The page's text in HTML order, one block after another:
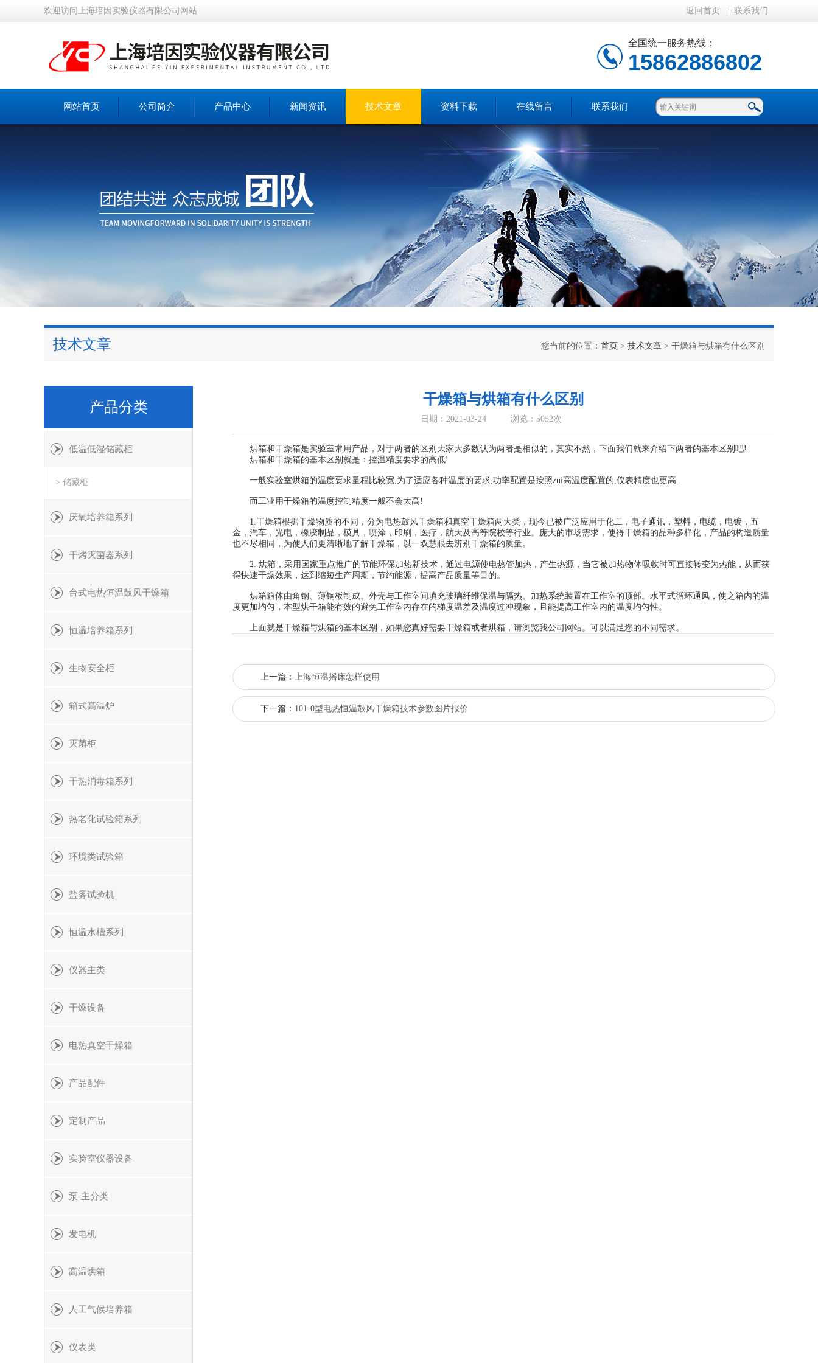
欢迎访问上海培因实验仪器有限公司网站 返回首页 联系我们
全国统一服务热线：
15862886802
网站首页 公司简介 产品中心 新闻资讯 技术文章 资料下载 在线留言 联系我们
技术文章 您当前的位置： 首页 > 技术文章 > 干燥箱与烘箱有什么区别
干燥箱与烘箱有什么区别
日期：2021-03-24 浏览：5052次
烘箱和干燥箱是实验室常用产品，对于两者的区别大家大多数认为两者是相似的，其实不然，下面我们就来介绍下两者的基本区别吧!
烘箱和干燥箱的基本区别就是：控温精度要求的高低!
一般实验室烘箱的温度要求量程比较宽,为了适应各种温度的要求,功率配置是按照zui高温度配置的,仪表精度也更高.
而工业用干燥箱的温度控制精度一般不会太高!
1.干燥箱根据干燥物质的不同，分为电热鼓风干燥箱和真空干燥箱两大类，现今已被广泛应用于化工，电子通讯，塑料，电缆，电镀，五
金，汽车，光电，橡胶制品，模具，喷涂，印刷，医疗，航天及高等院校等行业。庞大的市场需求，使得干燥箱的品种多样化，产品的构造质量
也不尽相同，为使人们更清晰地了解干燥箱，以一双慧眼去辨别干燥箱的质量。
2. 烘箱，采用国家重点推广的节能环保加热新技术，通过电源使电热管加热，产生热源，当它被加热物体吸收时可直接转变为热能，从而获
得快速干燥效果，达到缩短生产周期，节约能源，提高产品质量等目的。
烘箱箱体由角钢、薄钢板制成。外壳与工作室间填充玻璃纤维保温与隔热。加热系统装置在工作室的顶部。水平式循环通风，使之箱内的温
度更加均匀，本型烘干箱能有效的避免工作室内存在的梯度温差及温度过冲现象，且能提高工作室内的温度均匀性。
上面就是干燥箱与烘箱的基本区别，如果您真好需要干燥箱或者烘箱，请浏览我公司网站。可以满足您的不同需求。
上一篇： 上海恒温摇床怎样使用
下一篇： 101-0型电热恒温鼓风干燥箱技术参数图片报价
产品分类
低温低湿储藏柜
> 储藏柜
厌氧培养箱系列
干烤灭菌器系列
台式电热恒温鼓风干燥箱
恒温培养箱系列
生物安全柜
箱式高温炉
灭菌柜
干热消毒箱系列
热老化试验箱系列
环境类试验箱
盐雾试验机
恒温水槽系列
仪器主类
干燥设备
电热真空干燥箱
产品配件
定制产品
实验室仪器设备
泵-主分类
发电机
高温烘箱
人工气候培养箱
仪表类